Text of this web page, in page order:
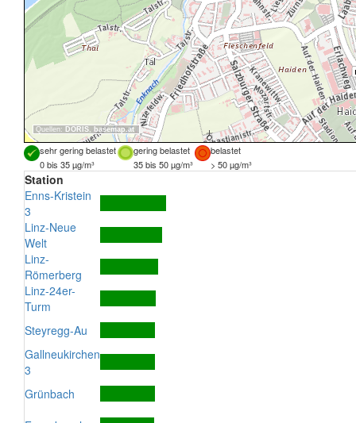
Quellen: DORIS, basemap.at
sehr gering belastet gering belastet
belastet
0 bis 35 µg/m³
35 bis 50 µg/m³ > 50 µg/m³
Station
Enns-Kristein
3
Linz-Neue
Welt
Linz-
Römerberg
Linz-24er-
Turm
Steyregg-Au
Gallneukirchen
3
Grünbach